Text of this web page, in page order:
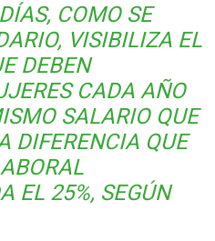
, COMO SE
VISIBILIZA EL
DEBEN
CADA AÑO
SALARIO QUE
DIFERENCIA QUE
EL 25%, SEGÚN